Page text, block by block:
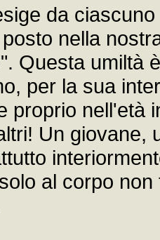
da
nella
Questa umiltà
per la sua
proprio nell'età
Un giovane,
al corpo